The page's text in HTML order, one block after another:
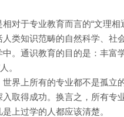
对于专业教育而言的“文理
类知识范畴的自然科学、社
。通识教育的目的是：丰富
。
世界上所有的专业都不是孤
取得成功。换言之，所有专
上过学的人都应该清楚。